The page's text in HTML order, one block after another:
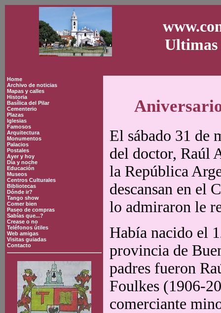
Ultimas
Home
Archivo de noticias
Mapas y calles
Historia
Basílica del Pilar
Cementerio
Plazas
Iglesias
Famosos
Arquitectura
Monumentos
Palacios
Postales
Ayer y hoy
Día y noche
Educación
Museos
Centros Culturales
Bibliotecas
Dónde ir?
Tango show
Comer bien
Paseo de compras
Sabías que...?
Crease o no
Teléfonos útiles
Web amigas
Visitas guiadas
Contacto
El sábado 31 de
del doctor, Raúl
la República
descansan en el
lo admiraron le
Había nacido el
provincia de
padres fueron
Foulkes (1906-
comerciante